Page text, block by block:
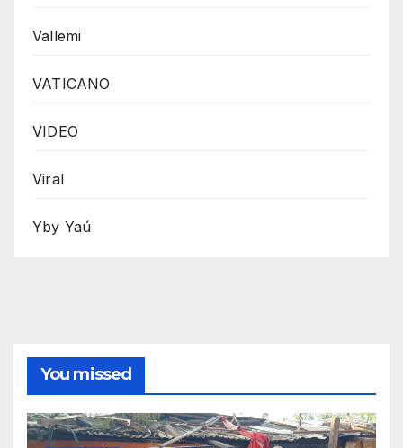
Vallemi
VATICANO
VIDEO
Viral
Yby Yaú
You missed